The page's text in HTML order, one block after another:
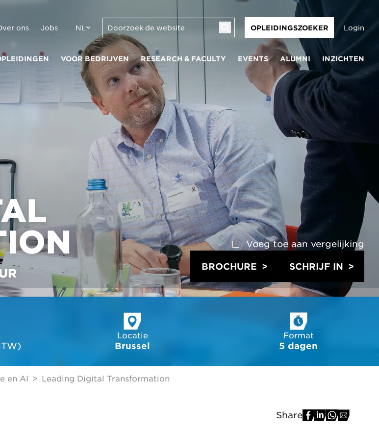
ons Jobs NL OPLEIDINGSZOEKER Login
VOOR BEDRIJVEN RESEARCH & FACULTY EVENTS ALUMNI INZICHTEN
Voeg toe aan vergelijking
BROCHURE SCHRIJF IN
Locatie
Brussel
Format
5 dagen
en AI Leading Digital Transformation
Share